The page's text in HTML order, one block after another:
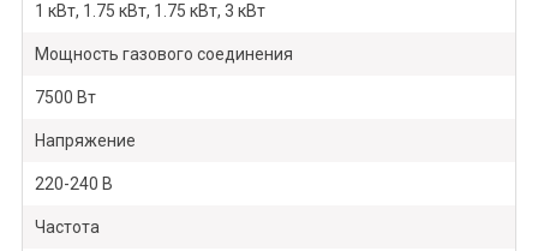
1 кВт, 1.75 кВт, 1.75 кВт, 3 кВт
Мощность газового соединения
7500 Вт
Напряжение
220-240 В
Частота